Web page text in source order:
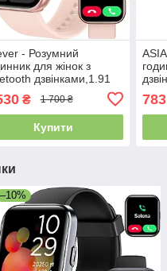
- Розумний
для жінок з
дзвінками,1.91
105+ режимів,
сну, пульсу
₴ 1 700 ₴
Купити
iOS
783
–10%